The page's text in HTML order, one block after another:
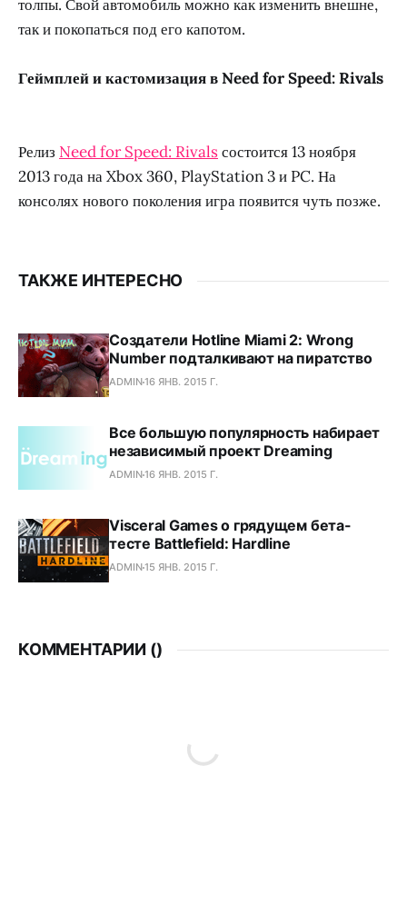
толпы. Свой автомобиль можно как изменить внешне,
так и покопаться под его капотом.
Геймплей и кастомизация в Need for Speed: Rivals
Релиз Need for Speed: Rivalsсостоится 13 ноября
2013 года на Xbox 360, PlayStation 3 и PC. На
консолях нового поколения игра появится чуть позже.
ТАКЖЕ ИНТЕРЕСНО
Создатели Hotline Miami 2: Wrong
Number подталкивают на пиратство
ADMIN16 ЯНВ. 2015 Г.
Все большую популярность набирает
независимый проект Dreaming
ADMIN16 ЯНВ. 2015 Г.
Visceral Games о грядущем бета-
тесте Battlefield: Hardline
ADMIN15 ЯНВ. 2015 Г.
КОММЕНТАРИИ ()